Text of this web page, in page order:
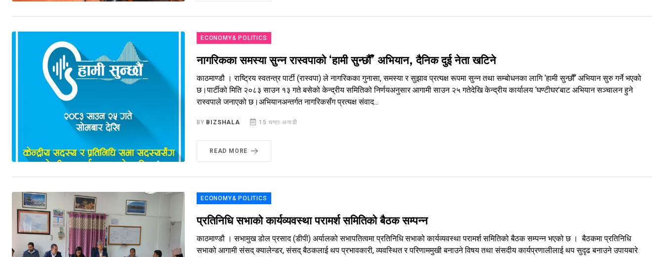
ECONOMY& POLITICS
नागरिकका समस्या सुन्न रास्वपाको ‘हामी सुन्छौँ’ अभियान, दैनिक दुई नेता खटिने
काठमाण्डौ । राष्ट्रिय स्वतन्त्र पार्टी (रास्वपा) ले नागरिकका गुनासा, समस्या र सुझाव प्रत्यक्ष रूपमा सुन्न तथा सम्बोधनका लागि ‘हामी सुन्छौँ’ अभियान सुरु गर्ने भएको
छ।पार्टीको मिति २०८३ साउन १३ गते बसेको केन्द्रीय समितिको निर्णयअनुसार आगामी साउन २५ गतेदेखि केन्द्रीय कार्यालय ‘घण्टीघर’बाट अभियान सञ्चालन हुने
रास्वपाले जनाएको छ।अभियानअन्तर्गत नागरिकसँग प्रत्यक्ष संवाद...
BY BIZSHALA 15 घण्टा अगाडी
READ MORE
ECONOMY& POLITICS
प्रतिनिधि सभाको कार्यव्यवस्था परामर्श समितिको बैठक सम्पन्न
काठमाण्डौ । सभामुख डोल प्रसाद (डीपी) अर्यालको सभापतित्वमा प्रतिनिधि सभाको कार्यव्यवस्था परामर्श समितिको बैठक सम्पन्न भएको छ । बैठकमा प्रतिनिधि
सभाको आगामी संसद् क्यालेन्डर, संसद् बैठकलाई थप प्रभावकारी, व्यवस्थित र परिणाममुखी बनाउने विषय तथा संसदीय कार्यप्रणालीलाई थप सुदृढ बनाउने उपायबारे